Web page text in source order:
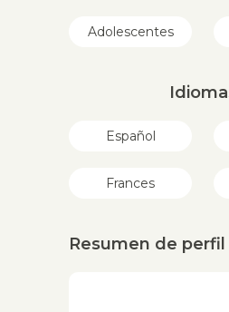
Adolescentes
Español
Frances
Resumen de perfil